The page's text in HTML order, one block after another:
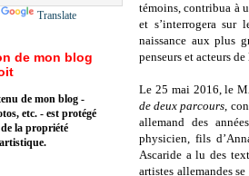
témoins, contribua à
et s’interrogera sur
naissance aux plus
penseurs et acteurs
Le 25 mai 2016, le
de deux parcours,
allemand des
physicien, fils
Ascaride a lu des
artistes allemandes
Translate
de mon blog
de mon blog -
etc. - est protégé
la propriété